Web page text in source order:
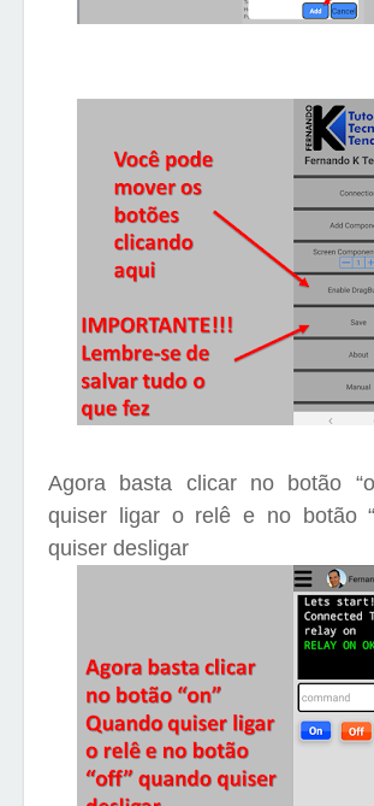
Agora basta clicar no botão
quiser ligar o relê e no botão
quiser desligar